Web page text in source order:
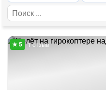
1 отзыв